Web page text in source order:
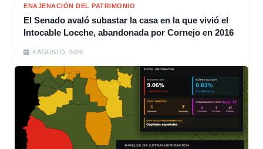
ENAJENACIÓN DEL PATRIMONIO
El Senado avaló subastar la casa en la que vivió el
Intocable Locche, abandonada por Cornejo en 2016
4 AGOSTO, 2026